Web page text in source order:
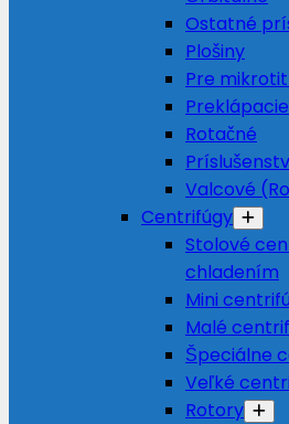
Ostatné
Plošiny
Pre
Preklápacie
Rotačné
Valcové
Centrifúgy
Stolové
chladením
Mini
Malé
Špeciálne
Veľké
Rotory